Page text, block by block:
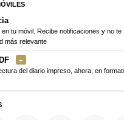
en tu móvil. Recibe notificaciones y no te
más relevante
del diario impreso, ahora, en